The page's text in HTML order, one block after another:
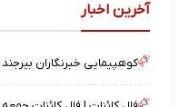
آخرین اخبار
کوهپیمایی خبرنگاران